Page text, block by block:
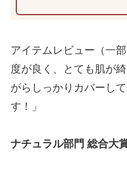
アイテムレビュー（一
度が良く、とても肌が
がらしっかりカバーし
す！」
ナチュラル部門 総合大